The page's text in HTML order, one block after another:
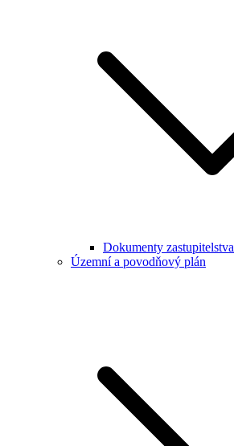
Dokumenty zastupitelstva
Územní a povodňový plán